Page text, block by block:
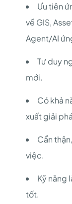
Ưu tiên
về GIS,
Agent/AI
Tư duy
mới.
Có khả
xuất giải
Cẩn
việc.
Kỹ năng
tốt.